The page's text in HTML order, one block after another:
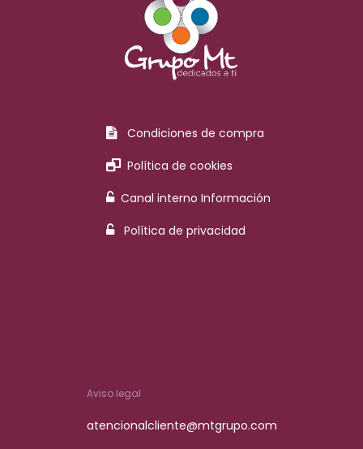
Condiciones de compra
Política de cookies
Canal interno Información
Política de privacidad
Aviso legal
atencionalcliente@mtgrupo.com